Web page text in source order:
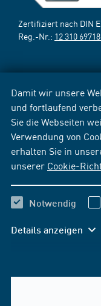
Damit wir unsere
und fortlaufend
Sie die Webseiten
Verwendung von
erhalten Sie in
unserer Cookie-
Notwendig
Details anzeigen
Zertifiziert nach DIN
Reg.-Nr.: 12 310